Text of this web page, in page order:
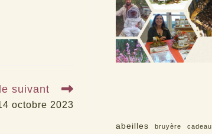
suivant
octobre 2023
abeilles bruyère cadeau